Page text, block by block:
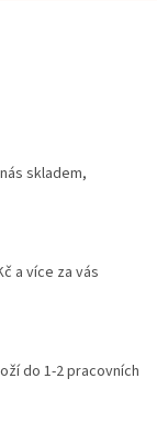
skladem,
a více za vás
do 1-2 pracovních